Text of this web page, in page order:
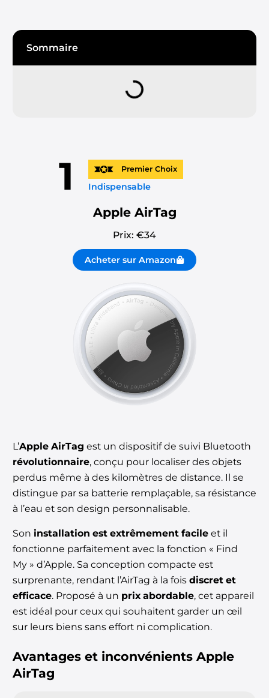
Sommaire
1 Premier Choix
Indispensable
Apple AirTag
Prix: €34
Acheter sur Amazon
L’Apple AirTag est un dispositif de suivi Bluetooth
révolutionnaire, conçu pour localiser des objets
perdus même à des kilomètres de distance. Il se
distingue par sa batterie remplaçable, sa résistance
à l’eau et son design personnalisable.
Son installation est extrêmement facile et il
fonctionne parfaitement avec la fonction « Find
My » d’Apple. Sa conception compacte est
surprenante, rendant l’AirTag à la fois discret et
efficace. Proposé à un prix abordable, cet appareil
est idéal pour ceux qui souhaitent garder un œil
sur leurs biens sans effort ni complication.
Avantages et inconvénients Apple
AirTag